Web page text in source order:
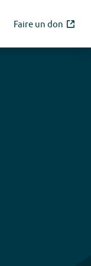
Faire un don